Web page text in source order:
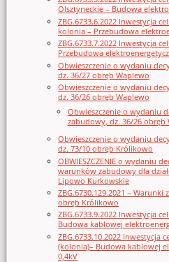
Olsztyneckie – Budowa
ZBG.6733.6.2022 Inwestycja
kolonia – Przebudowa
ZBG.6733.7.2022 Inwestycja
Przebudowa
Obwieszczenie o wydaniu
dz. 36/27 obręb Waplewo
Obwieszczenie o wydaniu
dz. 36/26 obręb Waplewo
Obwieszczenie o wydaniu
zabudowy, dz. 36/26 obręb
Obwieszczenie o wydaniu
dz. 73/10 obręb Królikowo
OBWIESZCZENIE o wydaniu
warunków zabudowy dla
Lipowo Kurkowskie
ZBG.6730.129.2021 –
obręb Królikowo
ZBG.6733.9.2022 Inwestycja
Budowa kablowej
ZBG.6733.10.2022 Inwestycja
(kolonia)– Budowa kablowej
0,4kV